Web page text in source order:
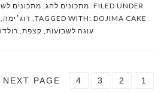
FILED UNDER: מתכונים לחג, מתכונים
TAGGED WITH: DOJIMA CAKE
, דוג׳ימה,
עוגה לשבועות, קצפת,
PAGE1
PAGE
2
PAGE
3
PAGE
4
GO
NEXT PAGE »